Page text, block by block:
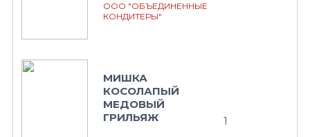
ООО "ОБЪЕДИНЕННЫЕ
КОНДИТЕРЫ"
МИШКА
КОСОЛАПЫЙ
МЕДОВЫЙ
ГРИЛЬЯЖ
1